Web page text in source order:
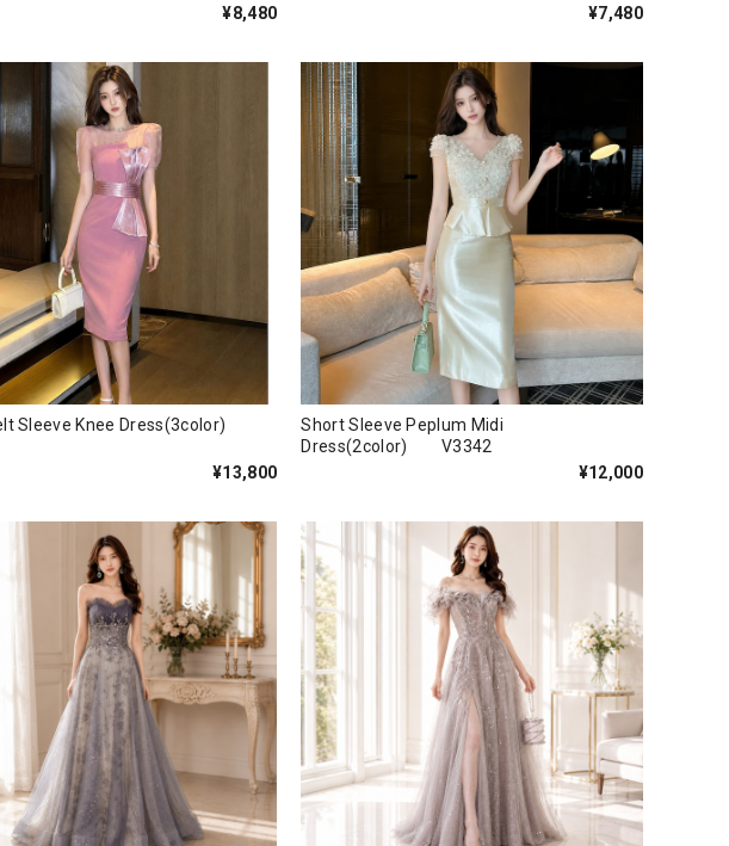
¥8,480
¥7,480
Sleeve Knee Dress(3color)
¥13,800
Short Sleeve Peplum Midi
Dress(2color) V3342
¥12,000